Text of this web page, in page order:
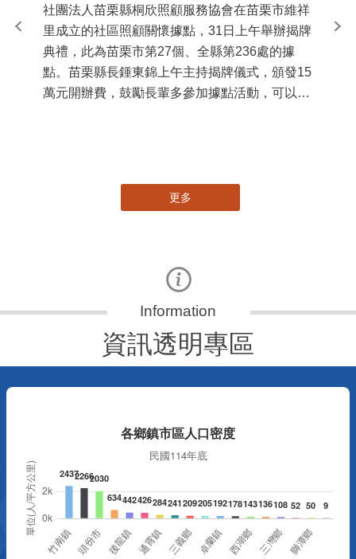
社團法人苗栗縣桐欣照顧服務協會在苗栗市維祥
里成立的社區照顧關懷據點，31日上午舉辦揭牌
典禮，此為苗栗市第27個、全縣第236處的據
點。苗栗縣長鍾東錦上午主持揭牌儀式，頒發15
萬元開辦費，鼓勵長輩多參加據點活動，可以更
苗
更多
資訊透明專區